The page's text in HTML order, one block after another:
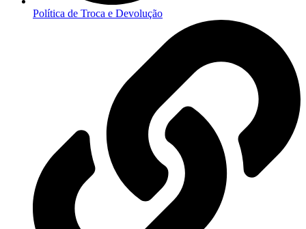
Política de Troca e Devolução